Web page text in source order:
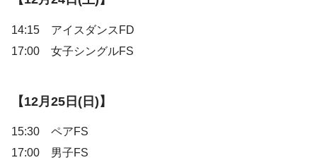
14:15 アイスダンスFD
17:00 女子シングルFS
【12月25日(日)】
15:30 ペアFS
17:00 男子FS